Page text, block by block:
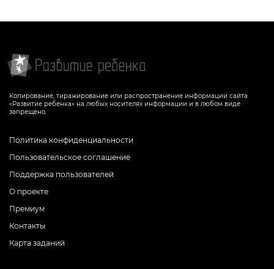
Копирование, тиражирование или распространение информации сайта
«Развитие ребенка» на любых носителях информации и в любом виде
запрещено.
Политика конфиденциальности
Пользовательское соглашение
Поддержка пользователей
О проекте
Премиум
Контакты
Карта заданий